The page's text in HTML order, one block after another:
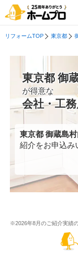
リフォームTOP 東京都
東京都 御
が得意な
会社・工
東京都 御蔵島村
紹介をお申込み
※2026年8月のご紹介実績の